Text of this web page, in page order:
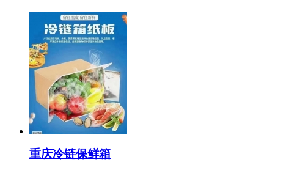
重庆冷链保鲜箱